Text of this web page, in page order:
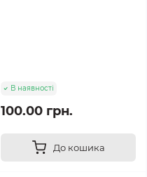
В наявності
100.00 грн.
До кошика